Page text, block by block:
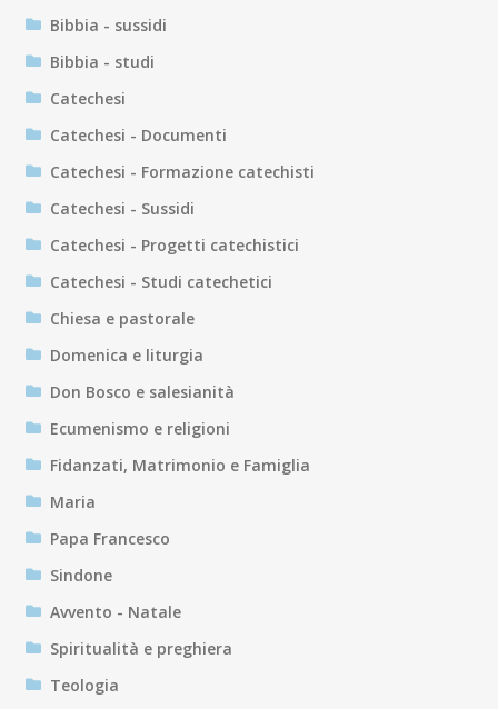
Bibbia - sussidi
Bibbia - studi
Catechesi
Catechesi - Documenti
Catechesi - Formazione catechisti
Catechesi - Sussidi
Catechesi - Progetti catechistici
Catechesi - Studi catechetici
Chiesa e pastorale
Domenica e liturgia
Don Bosco e salesianità
Ecumenismo e religioni
Fidanzati, Matrimonio e Famiglia
Maria
Papa Francesco
Sindone
Avvento - Natale
Spiritualità e preghiera
Teologia